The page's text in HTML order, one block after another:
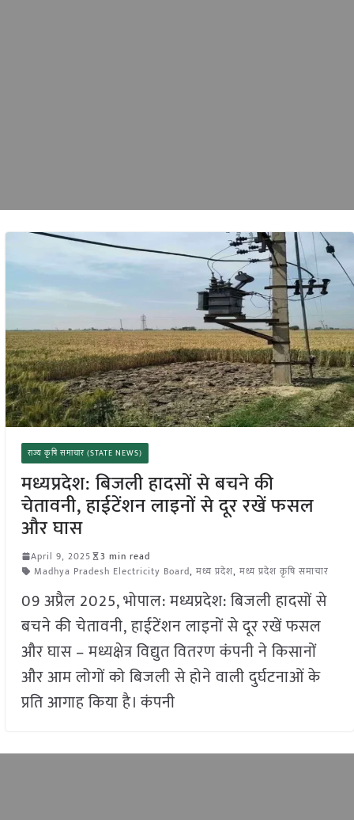
राज्य कृषि समाचार (STATE NEWS)
मध्यप्रदेश: बिजली हादसों से बचने की
चेतावनी, हाईटेंशन लाइनों से दूर रखें फसल
और घास
April 9, 2025
3 min read
Madhya Pradesh Electricity Board, मध्य प्रदेश, मध्य प्रदेश कृषि समाचार
09 अप्रैल 2025, भोपाल: मध्यप्रदेश: बिजली हादसों से
बचने की चेतावनी, हाईटेंशन लाइनों से दूर रखें फसल
और घास – मध्यक्षेत्र विद्युत वितरण कंपनी ने किसानों
और आम लोगों को बिजली से होने वाली दुर्घटनाओं के
प्रति आगाह किया है। कंपनी